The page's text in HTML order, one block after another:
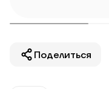
Поделиться